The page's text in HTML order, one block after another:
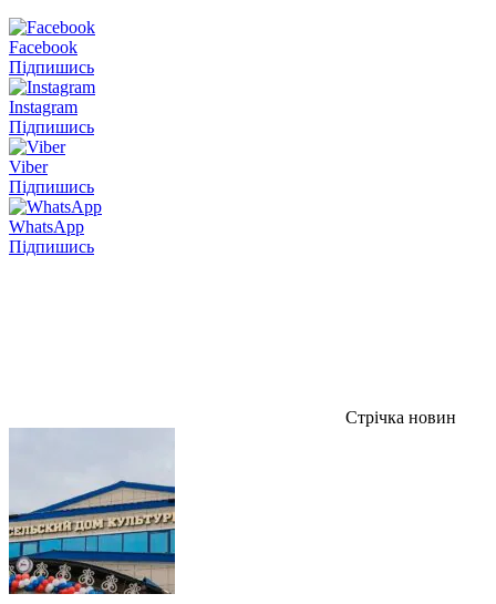
Facebook
Підпишись
Instagram
Підпишись
Viber
Підпишись
WhatsApp
Підпишись
Стрічка новин